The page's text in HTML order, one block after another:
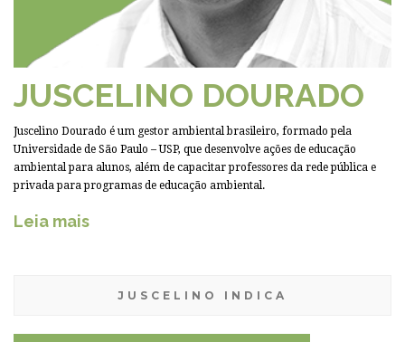
JUSCELINO DOURADO
Juscelino Dourado é um gestor ambiental brasileiro, formado pela
Universidade de São Paulo – USP, que desenvolve ações de educação
ambiental para alunos, além de capacitar professores da rede pública e
privada para programas de educação ambiental.
Leia mais
JUSCELINO INDICA